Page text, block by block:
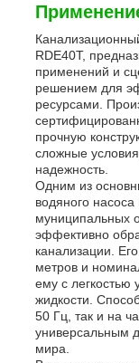
RDE40T,
применений и
решением для
ресурсами.
прочную
сложные
надежность.
Одним из
водяного
муниципальных
эффективно
канализации.
метров и
ему с
жидкости.
50 Гц, так и на
универсальным
мира.